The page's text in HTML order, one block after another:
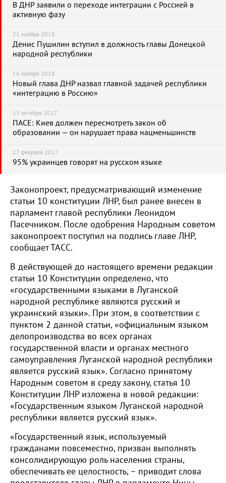
В ДНР заявили о переходе интеграции с Россией в
активную фазу
21 ноября 2018
Денис Пушилин вступил в должность главы Донецкой
народной республики
16 ноября 2018
Новый глава ДНР назвал главной задачей республики
«интеграцию в Россию»
13 октября 2017
ПАСЕ: Киев должен пересмотреть закон об
образовании — он нарушает права нацменьшинств
27 февраля 2017
95% украинцев говорят на русском языке
Законопроект, предусматривающий изменение
статьи 10 конституции ЛНР, был ранее внесен в
парламент главой республики Леонидом
Пасечником. После одобрения Народным советом
законопроект поступил на подпись главе ЛНР,
сообщает ТАСС.
В действующей до настоящего времени редакции
статьи 10 Конституции определено, что
«государственными языками в Луганской
народной республике являются русский и
украинский языки». При этом, в соответствии с
пунктом 2 данной статьи, «официальным языком
делопроизводства во всех органах
государственной власти и органах местного
самоуправления Луганской народной республики
является русский язык». Согласно принятому
Народным советом в среду закону, статья 10
Конституции ЛНР изложена в новой редакции:
«Государственным языком Луганской народной
республики является русский язык».
«Государственный язык, используемый
гражданами повсеместно, призван выполнять
консолидирующую роль населения страны,
обеспечивать ее целостность, – приводит слова